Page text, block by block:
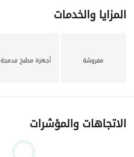
المزايا والخدمات
مفروشة أجهزة مطبخ مدمجة
الاتجاهات والمؤشرات